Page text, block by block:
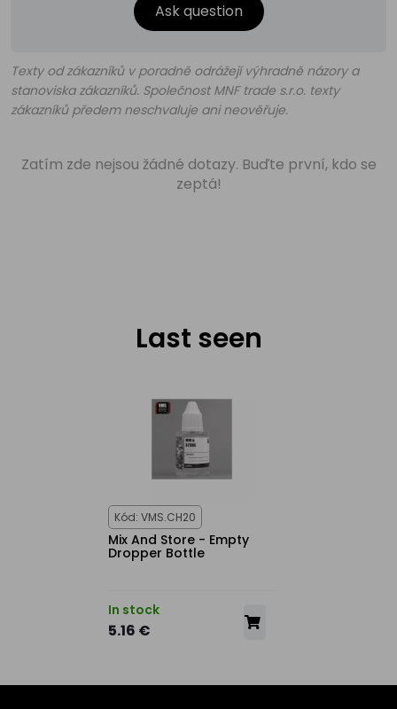
Ask question
Texty od zákazníků v poradně odrážejí výhradně názory a
stanoviska zákazníků. Společnost MNF trade s.r.o. texty
zákazníků předem neschvaluje ani neověřuje.
Zatím zde nejsou žádné dotazy. Buďte první, kdo se
zeptá!
Last seen
Kód: VMS.CH20
Mix And Store - Empty
Dropper Bottle
In stock
5.16 €